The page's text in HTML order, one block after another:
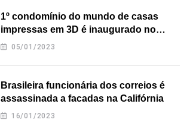
1º condomínio do mundo de casas
impressas em 3D é inaugurado no
Texas
05/01/2023
Brasileira funcionária dos correios é
assassinada a facadas na Califórnia
16/01/2023